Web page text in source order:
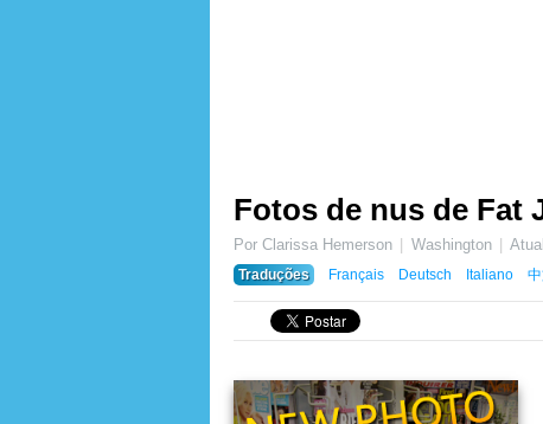
Fotos de nus de Fat
Por Clarissa Hemerson Washington
Traduções
Français Deutsch Italiano